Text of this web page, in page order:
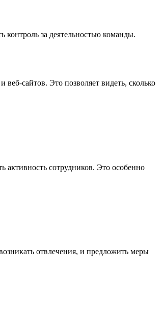
контроль за деятельностью команды.
сайтов. Это позволяет видеть, сколько
активность сотрудников. Это особенно
отвлечения, и предложить меры